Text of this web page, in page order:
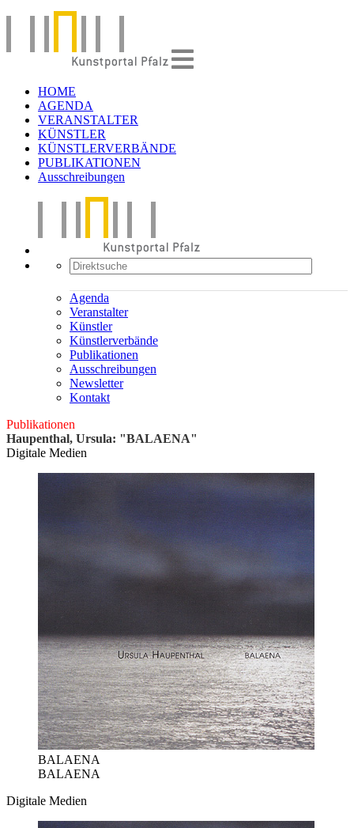
HOME
AGENDA
VERANSTALTER
KÜNSTLER
KÜNSTLERVERBÄNDE
PUBLIKATIONEN
Ausschreibungen
Agenda
Veranstalter
Künstler
Künstlerverbände
Publikationen
Ausschreibungen
Newsletter
Kontakt
Publikationen
Haupenthal, Ursula: "BALAENA"
Digitale Medien
BALAENA
BALAENA
Digitale Medien